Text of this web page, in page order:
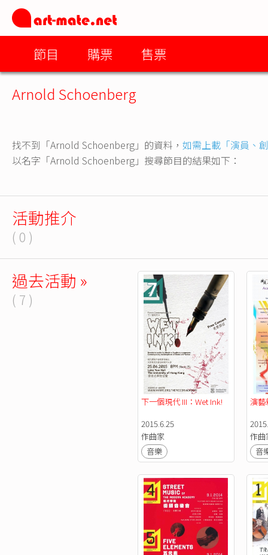
節目 購票 售票
Arnold Schoenberg
找不到「Arnold Schoenberg」的資料， 如需上載「演員、
以名字「Arnold Schoenberg」搜尋節目的結果如下：
活動推介
( 0 )
過去活動 »
( 7 )
下一個現代 III：Wet Ink!
2015.6.25
作曲家
音樂
演藝
作曲
音